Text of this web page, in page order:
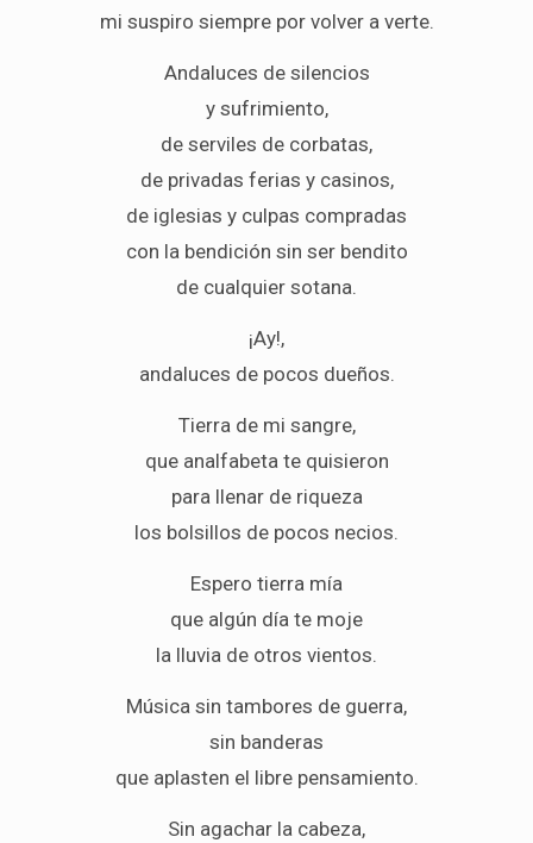
mi suspiro siempre por volver a verte.
Andaluces de silencios
y sufrimiento,
de serviles de corbatas,
de privadas ferias y casinos,
de iglesias y culpas compradas
con la bendición sin ser bendito
de cualquier sotana.
¡Ay!,
andaluces de pocos dueños.
Tierra de mi sangre,
que analfabeta te quisieron
para llenar de riqueza
los bolsillos de pocos necios.
Espero tierra mía
que algún día te moje
la lluvia de otros vientos.
Música sin tambores de guerra,
sin banderas
que aplasten el libre pensamiento.
Sin agachar la cabeza,